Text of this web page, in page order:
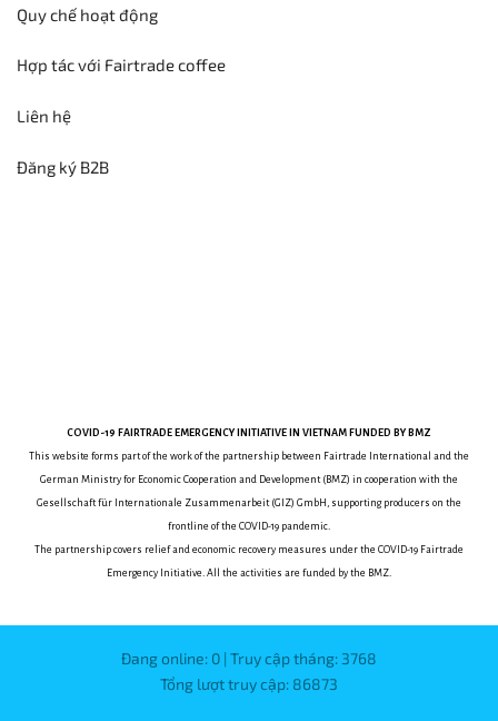
Quy chế hoạt động
Hợp tác với Fairtrade coffee
Liên hệ
Đăng ký B2B
COVID-19 FAIRTRADE EMERGENCY INITIATIVE IN VIETNAM FUNDED BY BMZ
This website forms part of the work of the partnership between Fairtrade International and the
German Ministry for Economic Cooperation and Development (BMZ) in cooperation with the
Gesellschaft für Internationale Zusammenarbeit (GIZ) GmbH, supporting producers on the
frontline of the COVID-19 pandemic.
The partnership covers relief and economic recovery measures under the COVID-19 Fairtrade
Emergency Initiative. All the activities are funded by the BMZ.
Đang online: 0 | Truy cập tháng: 3768
Tổng lượt truy cập: 86873